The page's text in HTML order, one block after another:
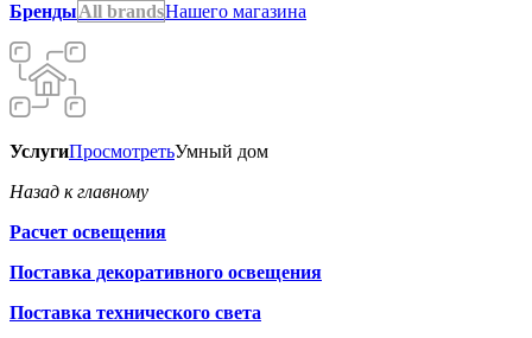
БрендыAll brandsНашего магазина
УслугиПросмотретьУмный дом
Назад к главному
Расчет освещения
Поставка декоративного освещения
Поставка технического света